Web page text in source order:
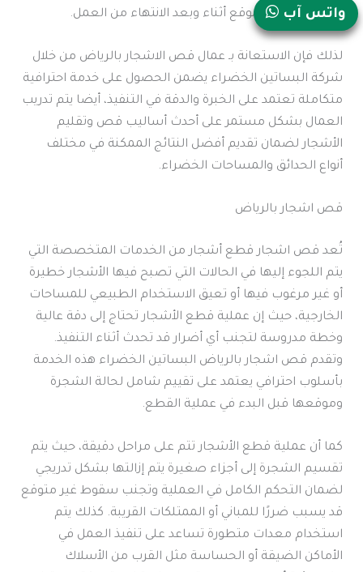
مراعاة نظافة الموقع أثناء وبعد الانتهاء من العمل.
لذلك فإن الاستعانة بـ عمال قص الاشجار بالرياض من خلال
شركة البساتين الخضراء يضمن الحصول على خدمة احترافية
متكاملة تعتمد على الخبرة والدقة في التنفيذ، أيضا يتم تدريب
العمال بشكل مستمر على أحدث أساليب قص وتقليم
الأشجار لضمان تقديم أفضل النتائج الممكنة في مختلف
أنواع الحدائق والمساحات الخضراء.
قص اشجار بالرياض
تُعد قص اشجار قطع أشجار من الخدمات المتخصصة التي
يتم اللجوء إليها في الحالات التي تصبح فيها الأشجار خطيرة
أو غير مرغوب فيها أو تعيق الاستخدام الطبيعي للمساحات
الخارجية، حيث إن عملية قطع الأشجار تحتاج إلى دقة عالية
وخطة مدروسة لتجنب أي أضرار قد تحدث أثناء التنفيذ.
وتقدم قص اشجار بالرياض البساتين الخضراء هذه الخدمة
بأسلوب احترافي يعتمد على تقييم شامل لحالة الشجرة
وموقعها قبل البدء في عملية القطع.
كما أن عملية قطع الأشجار تتم على مراحل دقيقة، حيث يتم
تقسيم الشجرة إلى أجزاء صغيرة يتم إزالتها بشكل تدريجي
لضمان التحكم الكامل في العملية وتجنب سقوط غير متوقع
قد يسبب ضررًا للمباني أو الممتلكات القريبة. كذلك يتم
استخدام معدات متطورة تساعد على تنفيذ العمل في
الأماكن الضيقة أو الحساسة مثل القرب من الأسلاك
واتس آب